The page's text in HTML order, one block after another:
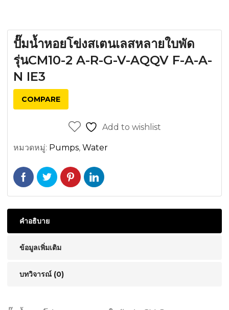
ปั๊มน้ำหอยโข่งสเตนเลสหลายใบพัด
รุ่นCM10-2 A-R-G-V-AQQV F-A-A-
N IE3
COMPARE
Add to wishlist
หมวดหมู่: Pumps, Water
คำอธิบาย
ข้อมูลเพิ่มเติม
บทวิจารณ์ (0)